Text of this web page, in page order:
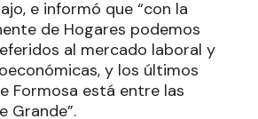
e informó que “con la
de Hogares podemos
al mercado laboral y
y los últimos
Formosa está entre las
Grande”.